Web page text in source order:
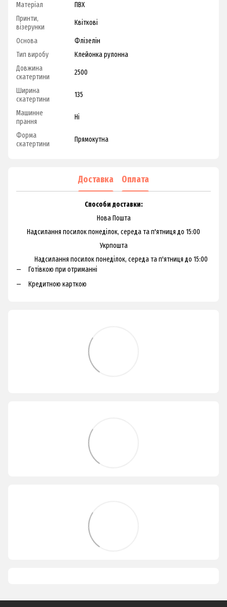
Матеріал
ПВХ
Принти,
візерунки
Квіткові
Основа
Флізелін
Тип виробу
Клейонка рулонна
Довжина
скатертини
2500
Ширина
скатертини
135
Машинне
прання
Ні
Форма
скатертини
Прямокутна
Доставка Оплата
Способи доставки:
Нова Пошта
Надсилання посилок понеділок, середа та п'ятниця до 15:00
Укрпошта
Надсилання посилок понеділок, середа та п'ятниця до 15:00
Готівкою при отриманні
Кредитною карткою